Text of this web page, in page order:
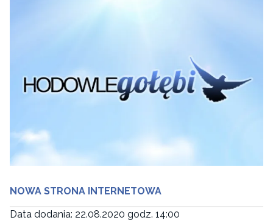
NOWA STRONA INTERNETOWA
Data dodania: 22.08.2020 godz. 14:00